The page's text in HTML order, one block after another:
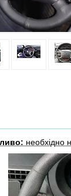
необхідно